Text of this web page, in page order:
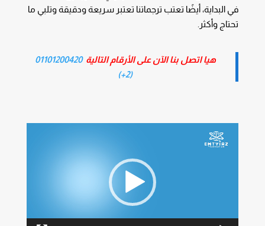
في البداية، أيضًا تعتب ترجماتنا تعتبر سريعة ودقيقة وتلبي ما
تحتاج وأكثر.
هيا اتصل بنا الآن على الأرقام التالية 01101200420
(2+)
مشغل
الفيديو